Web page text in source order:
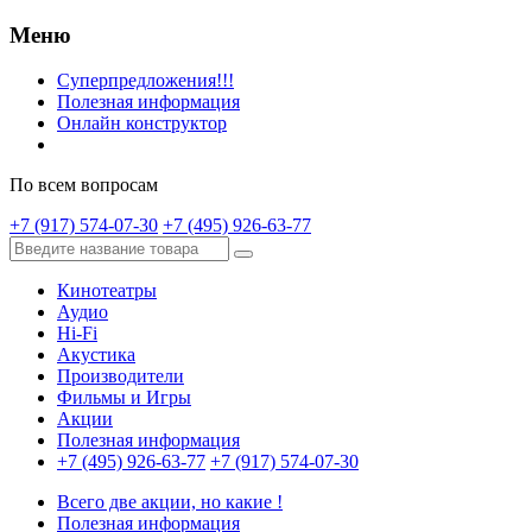
Меню
Суперпредложения!!!
Полезная информация
Онлайн конструктор
По всем вопросам
+7 (917) 574-07-30 +7 (495) 926-63-77
Кинотеатры
Аудио
Hi-Fi
Акустика
Производители
Фильмы и Игры
Акции
Полезная информация
+7 (495) 926-63-77 +7 (917) 574-07-30
Всего две акции, но какие !
Полезная информация